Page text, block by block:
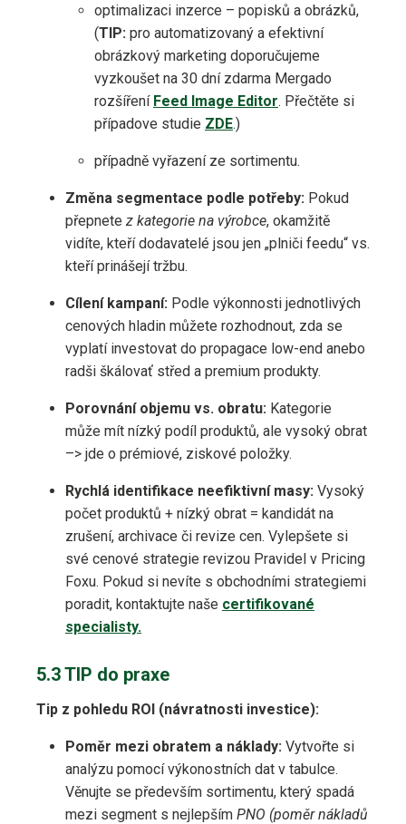
optimalizaci inzerce – popisků a obrázků,
(TIP: pro automatizovaný a efektivní
obrázkový marketing doporučujeme
vyzkoušet na 30 dní zdarma Mergado
rozšíření Feed Image Editor. Přečtěte si
případove studie ZDE.)
případně vyřazení ze sortimentu.
Změna segmentace podle potřeby: Pokud
přepnete z kategorie na výrobce, okamžitě
vidíte, kteří dodavatelé jsou jen „plniči feedu“ vs.
kteří prinášejí tržbu.
Cílení kampaní: Podle výkonnosti jednotlivých
cenových hladin můžete rozhodnout, zda se
vyplatí investovat do propagace low-end anebo
radši škálovať střed a premium produkty.
Porovnání objemu vs. obratu: Kategorie
může mít nízký podíl produktů, ale vysoký obrat
–> jde o prémiové, ziskové položky.
Rychlá identifikace neefiktivní masy: Vysoký
počet produktů + nízký obrat = kandidát na
zrušení, archivace či revize cen. Vylepšete si
své cenové strategie revizou Pravidel v Pricing
Foxu. Pokud si nevíte s obchodními strategiemi
poradit, kontaktujte naše certifikované
specialisty.
5.3 TIP do praxe
Tip z pohledu ROI (návratnosti investice):
Poměr mezi obratem a náklady: Vytvořte si
analýzu pomocí výkonostních dat v tabulce.
Věnujte se především sortimentu, který spadá
mezi segment s nejlepším PNO (poměr nákladů